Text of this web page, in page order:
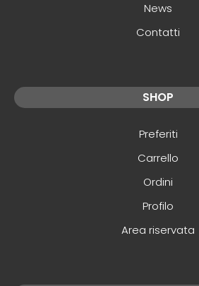
News
Contatti
SHOP
Preferiti
Carrello
Ordini
Profilo
Area riservata